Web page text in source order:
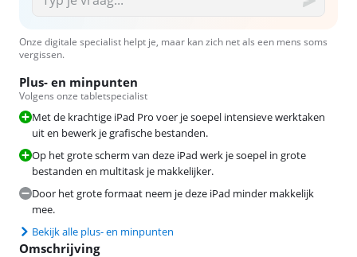
Onze digitale specialist helpt je, maar kan zich net als een mens soms
vergissen.
Plus- en minpunten
Volgens onze tabletspecialist
Met de krachtige iPad Pro voer je soepel intensieve werktaken
uit en bewerk je grafische bestanden.
Op het grote scherm van deze iPad werk je soepel in grote
bestanden en multitask je makkelijker.
Door het grote formaat neem je deze iPad minder makkelijk
mee.
Bekijk alle plus- en minpunten
Omschrijving